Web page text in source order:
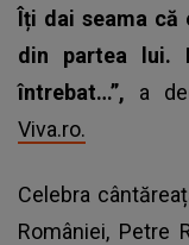
Îți dai seama că
din partea lui.
întrebat…”, a
Viva.ro.
Celebra
României, Petre